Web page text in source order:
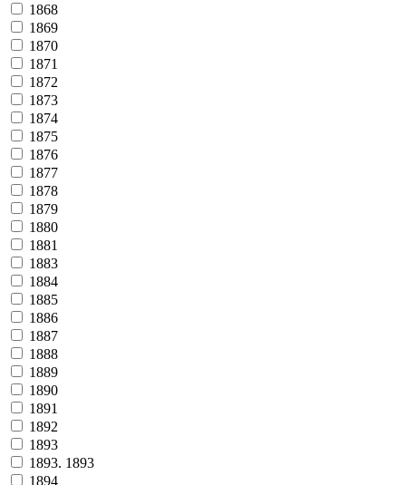
1868
1869
1870
1871
1872
1873
1874
1875
1876
1877
1878
1879
1880
1881
1883
1884
1885
1886
1887
1888
1889
1890
1891
1892
1893
1893. 1893
1894